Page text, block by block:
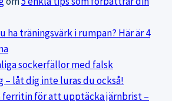
ha träningsvärk i rumpan? Här är 4
sockerfällor med falsk
– låt dig inte luras du också!
ferritin för att upptäcka järnbrist –